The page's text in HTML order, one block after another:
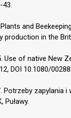
43.
Plants and
production in the
Use of native New
DOI 10.1080/
Potrzeby zapylania
Puławy.